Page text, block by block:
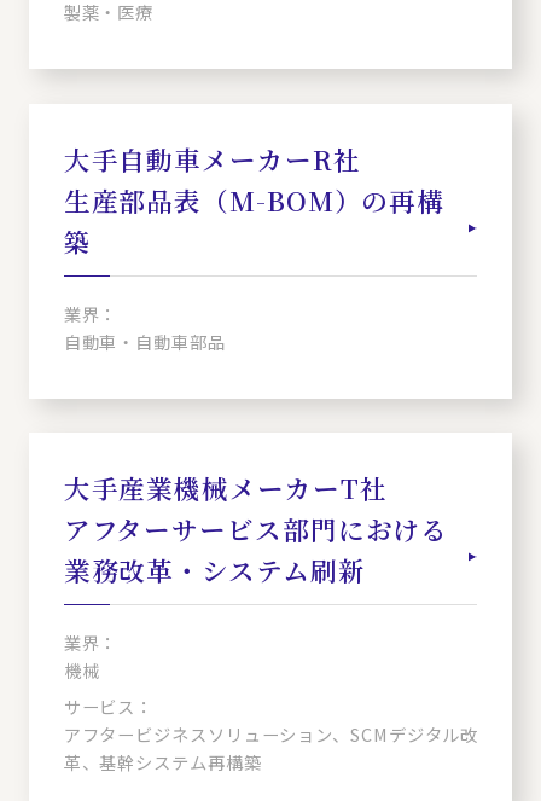
製薬・医療
大手自動車メーカーR社
生産部品表（M-BOM）の再構
築
業界：
自動車・自動車部品
大手産業機械メーカーT社
アフターサービス部門における
業務改革・システム刷新
業界：
機械
サービス：
アフタービジネスソリューション、SCMデジタル改
革、基幹システム再構築